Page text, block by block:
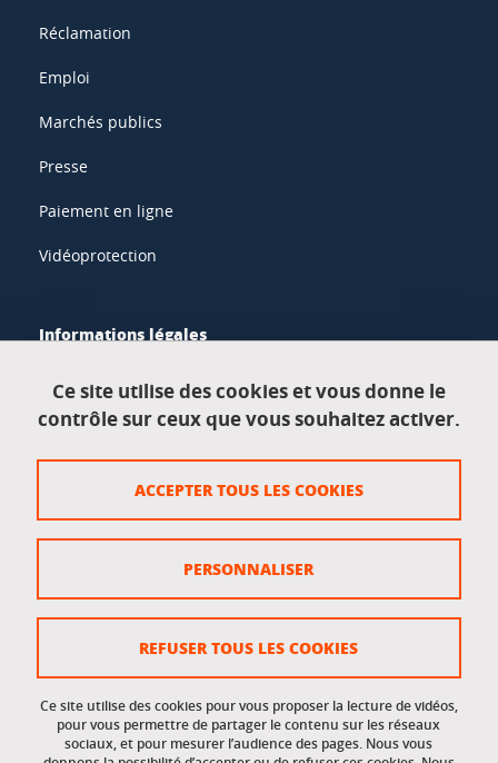
Réclamation
Emploi
Marchés publics
Presse
Paiement en ligne
Vidéoprotection
Informations légales
Données personnelles
Crédits
Gestion des cookies
Accessibilité : non conforme
Accès réservés
Ce site utilise des cookies et vous donne le
contrôle sur ceux que vous souhaitez activer.
Ce site utilise des cookies pour vous proposer la lecture de vidéos,
pour vous permettre de partager le contenu sur les réseaux
sociaux, et pour mesurer l’audience des pages. Nous vous
ACCEPTER TOUS LES COOKIES
REFUSER TOUS LES COOKIES
PERSONNALISER